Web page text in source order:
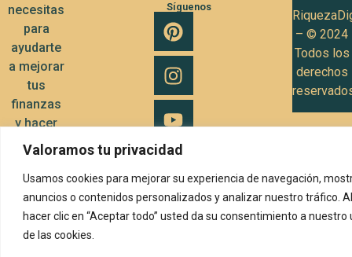
Valoramos tu privacidad
Usamos cookies para mejorar su experiencia de navegación,
anuncios o contenidos personalizados y analizar nuestro tráfico. Al
hacer clic en “Aceptar todo” usted da su consentimiento a nuestro
de las cookies.
necesitas
para
ayudarte
a mejorar
tus
finanzas
y hacer
crecer tu
Síguenos
– © 2024
Todos los
derechos